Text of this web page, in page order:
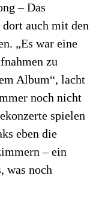
– Das
auch mit den
„Es war eine
zu
Album“, lacht
noch nicht
spielen
eben die
– ein
was noch